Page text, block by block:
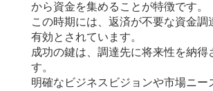
から資金を集めることが特徴です。
この時期には、返済が不要な資金調
有効とされています。
成功の鍵は、調達先に将来性を納得
す。
明確なビジネスビジョンや市場ニー